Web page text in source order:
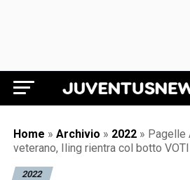
Juventus
Home » Archivio » 2022 » Pagelle
veterano, Iling rientra col botto VOTI
2022